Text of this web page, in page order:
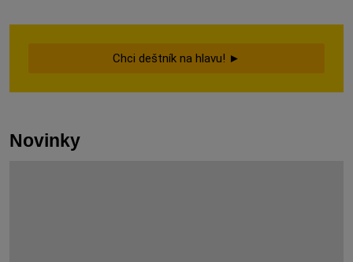
Chci deštník na hlavu! ►
Novinky